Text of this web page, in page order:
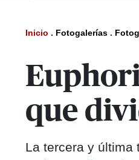
Inicio . Fotogalerías .
que
La tercera y última